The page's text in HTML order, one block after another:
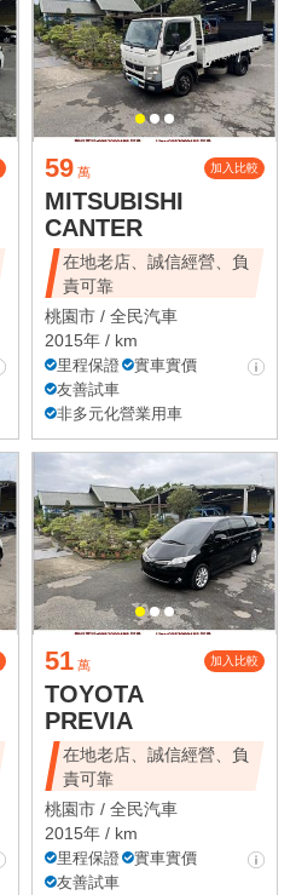
59 萬 加入比較
MITSUBISHI
CANTER
在地老店、誠信經營、負
責可靠
桃園市 / 全民汽車
2015年 / km
里程保證
實車實價
友善試車
非多元化營業用車
51 萬 加入比較
TOYOTA
PREVIA
在地老店、誠信經營、負
責可靠
桃園市 / 全民汽車
2015年 / km
里程保證
實車實價
友善試車